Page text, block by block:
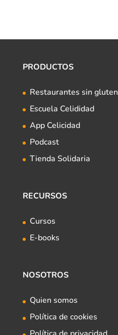
PRODUCTOS
Restaurantes sin gluten
Escuela Celididad
App Celicidad
Podcast
Tienda Solidaria
RECURSOS
Cursos
E-books
NOSOTROS
Quien somos
Política de cookies